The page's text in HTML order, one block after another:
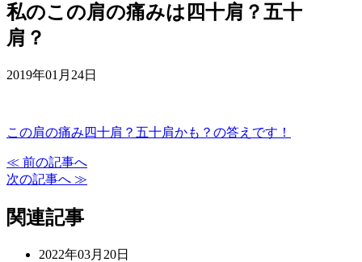
私のこの肩の痛みは四十肩？五十
肩？
2019年01月24日
この肩の痛み四十肩？五十肩かも？の答えです！
≪ 前の記事へ
次の記事へ ≫
関連記事
2022年03月20日